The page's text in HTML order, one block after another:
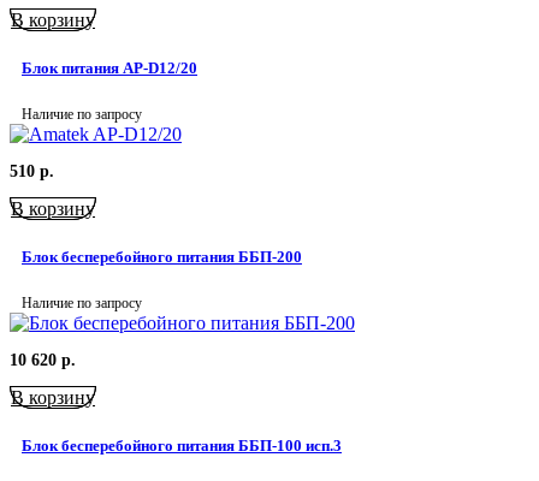
В корзину
Блок питания AP-D12/20
Наличие по запросу
510 р.
В корзину
Блок бесперебойного питания ББП-200
Наличие по запросу
10 620 р.
В корзину
Блок бесперебойного питания ББП-100 исп.3